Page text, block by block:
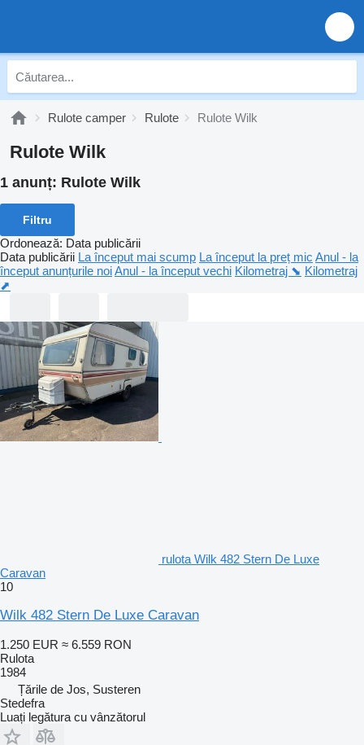
Rulote camper Rulote Rulote Wilk
Rulote Wilk
1 anunț: Rulote Wilk
Filtru
Ordonează: Data publicării
Data publicării La început mai scump La început la preț mic Anul - la
început anunțurile noiAnul - la început vechi Kilometraj ⬊ Kilometraj
⬈
rulota Wilk 482 Stern De Luxe
Caravan
10
Wilk 482 Stern De Luxe Caravan
1.250 EUR ≈ 6.559 RON
Rulota
1984
Țările de Jos, Susteren
Stedefra
Luați legătura cu vânzătorul